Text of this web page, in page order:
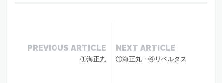
PREVIOUS ARTICLE
①海正丸
NEXT ARTICLE
①海正丸・④リベルタス